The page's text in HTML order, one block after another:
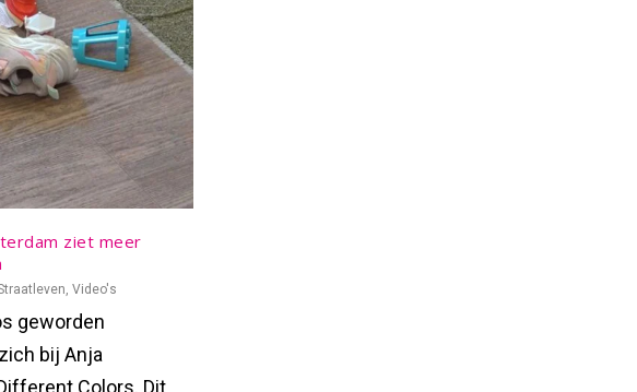
ziet meer
, Video's
geworden
bij Anja
Colors. Dit